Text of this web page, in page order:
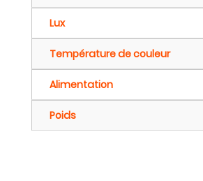
Lux
Température de couleur
Alimentation
Poids